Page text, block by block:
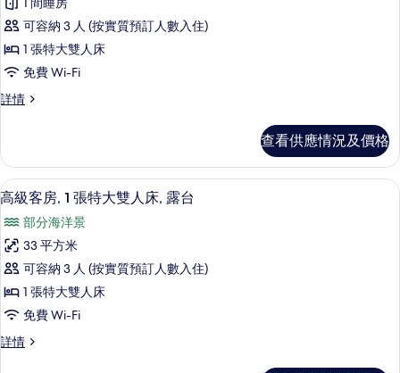
套
房,
1
張
特
雙
人
床,
海
景
(Coral
Lounge)
的
相
片
可容納 3 人 (按實質預訂人數入住)
1 張特大雙人床
免費 Wi-Fi
詳情
套
特
大
雙
床,
海
(Coral
Lounge)
詳
情
查看供應情況及價格
載
入
所
有
高
級
客
房,
高級客房, 1 張特大雙人床, 露台 | 迷
2
高級客房, 1 張特大雙人床, 露台
部分海洋景
33 平方米
可容納 3 人 (按實質預訂人數入住)
1 張特大雙人床
免費 Wi-Fi
詳情
高